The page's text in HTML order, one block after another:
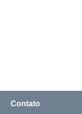
Contato